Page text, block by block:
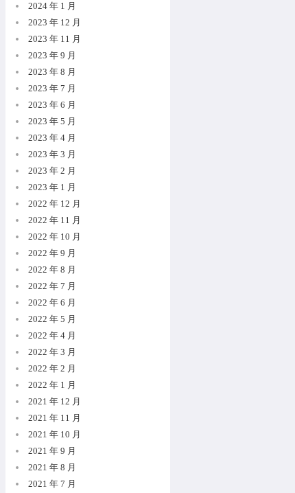
2024 年 1 月
2023 年 12 月
2023 年 11 月
2023 年 9 月
2023 年 8 月
2023 年 7 月
2023 年 6 月
2023 年 5 月
2023 年 4 月
2023 年 3 月
2023 年 2 月
2023 年 1 月
2022 年 12 月
2022 年 11 月
2022 年 10 月
2022 年 9 月
2022 年 8 月
2022 年 7 月
2022 年 6 月
2022 年 5 月
2022 年 4 月
2022 年 3 月
2022 年 2 月
2022 年 1 月
2021 年 12 月
2021 年 11 月
2021 年 10 月
2021 年 9 月
2021 年 8 月
2021 年 7 月